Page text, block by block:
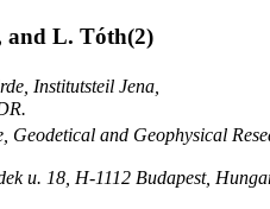
and L. Tóth(2)
Institutsteil Jena,
Geodetical and Geophysical
u. 18, H-1112 Budapest,